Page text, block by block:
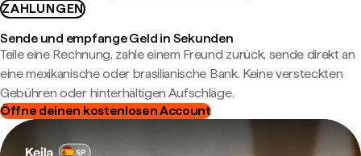
ZAHLUNGEN
Sende und empfange Geld in Sekunden
Teile eine Rechnung, zahle einem Freund zurück, sende direkt an
eine mexikanische oder brasilianische Bank. Keine versteckten
Gebühren oder hinterhältigen Aufschläge.
Öffne deinen kostenlosen Account